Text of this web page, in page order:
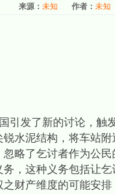
来源： 未知 作者： 未知
发了新的讨论，触
水泥结构，将车站
略了乞讨者作为公
，这种义务包括让
财产维度的可能安